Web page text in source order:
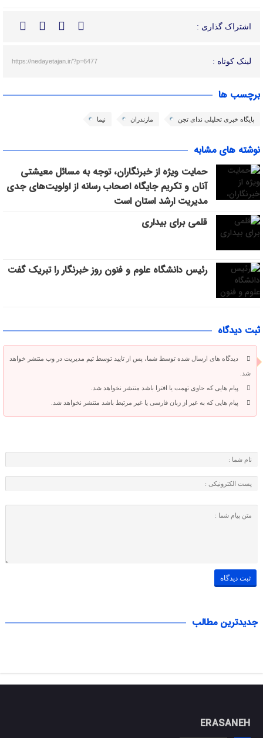
اشتراک گذاری :
لینک کوتاه : https://nedayetajan.ir/?p=6477
برچسب ها
پایگاه خبری تحلیلی ندای تجن مازندران نیما
نوشته های مشابه
حمایت ویژه از خبرنگاران، توجه به مسائل معیشتی
آنان و تکریم جایگاه اصحاب رسانه از اولویت‌های جدی
مدیریت ارشد استان است
قلمی برای بیداری
رئیس دانشگاه علوم و فنون روز خبرنگار را تبریک گفت
ثبت دیدگاه
دیدگاه های ارسال شده توسط شما، پس از تایید توسط تیم مدیریت در وب منتشر خواهد
شد.
پیام هایی که حاوی تهمت یا افترا باشد منتشر نخواهد شد.
پیام هایی که به غیر از زبان فارسی یا غیر مرتبط باشد منتشر نخواهد شد.
جدیدترین مطالب
ERASANEH